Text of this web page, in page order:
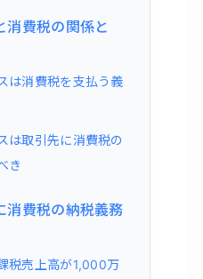
消費税の関係と
は消費税を支払う義
は取引先に消費税の
き
消費税の納税義務
税売上高が1,000万